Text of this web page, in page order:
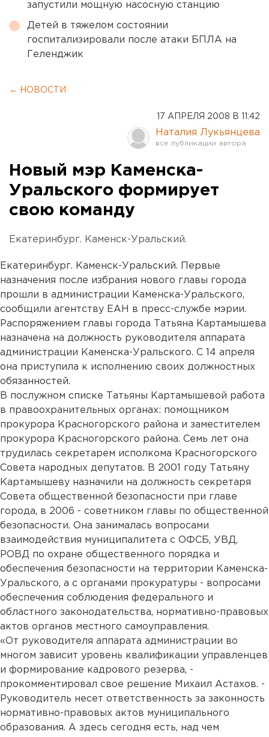
запустили мощную насосную станцию
Детей в тяжелом состоянии
госпитализировали после атаки БПЛА на
Геленджик
← НОВОСТИ
17 АПРЕЛЯ 2008 В 11:42
Наталия Лукьянцева
Новый мэр Каменска-
Уральского формирует
свою команду
Екатеринбург. Каменск-Уральский.
Екатеринбург. Каменск-Уральский. Первые
назначения после избрания нового главы города
прошли в администрации Каменска-Уральского,
сообщили агентству ЕАН в пресс-службе мэрии.
Распоряжением главы города Татьяна Картамышева
назначена на должность руководителя аппарата
администрации Каменска-Уральского. С 14 апреля
она приступила к исполнению своих должностных
обязанностей.
В послужном списке Татьяны Картамышевой работа
в правоохранительных органах: помощником
прокурора Красногорского района и заместителем
прокурора Красногорского района. Семь лет она
трудилась секретарем исполкома Красногорского
Совета народных депутатов. В 2001 году Татьяну
Картамышеву назначили на должность секретаря
Совета общественной безопасности при главе
города, в 2006 - советником главы по общественной
безопасности. Она занималась вопросами
взаимодействия муниципалитета с ОФСБ, УВД,
РОВД по охране общественного порядка и
обеспечения безопасности на территории Каменска-
Уральского, а с органами прокуратуры - вопросами
обеспечения соблюдения федерального и
областного законодательства, нормативно-правовых
актов органов местного самоуправления.
«От руководителя аппарата администрации во
многом зависит уровень квалификации управленцев
и формирование кадрового резерва, -
прокомментировал свое решение Михаил Астахов. -
Руководитель несет ответственность за законность
нормативно-правовых актов муниципального
образования. А здесь сегодня есть, над чем